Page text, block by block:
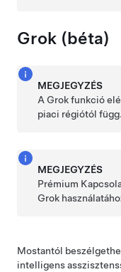
Grok (béta)
MEGJEGYZÉS
A Grok funkció
piaci régiótól függ.
MEGJEGYZÉS
Prémium
Grok
Mostantól
intelligens